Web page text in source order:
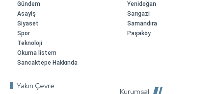
Gündem
Asayiş
Siyaset
Spor
Teknoloji
Okuma listem
Sancaktepe Hakkında
Yenidoğan
Sarıgazi
Samandıra
Paşaköy
Yakın Çevre
Kurumsal